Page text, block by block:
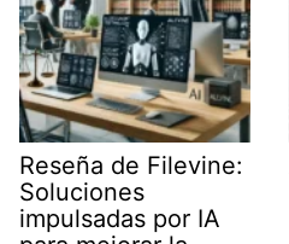
Reseña de Filevine:
Soluciones
impulsadas por IA